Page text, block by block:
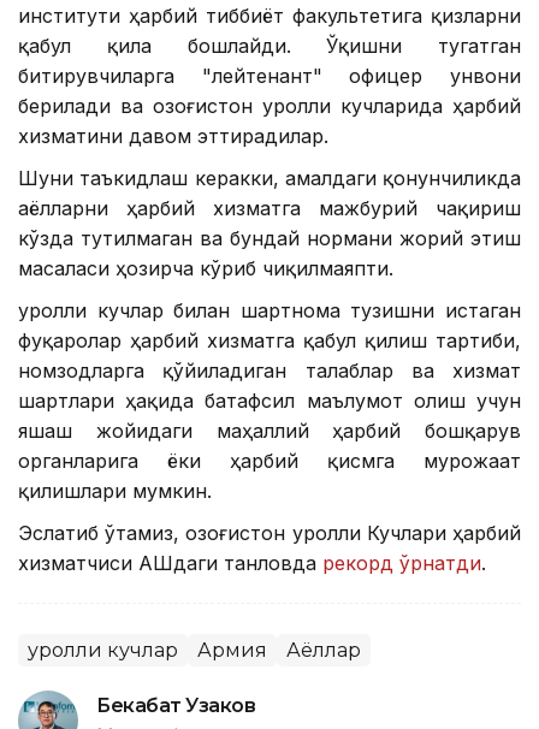
институти ҳарбий тиббиёт факультетига қизларни
қабул қила бошлайди. Ўқишни тугатган
битирувчиларга "лейтенант" офицер унвони
берилади ва Қозоғистон Қуролли кучларида ҳарбий
хизматини давом эттирадилар.
Шуни таъкидлаш керакки, амалдаги қонунчиликда
аёлларни ҳарбий хизматга мажбурий чақириш
кўзда тутилмаган ва бундай нормани жорий этиш
масаласи ҳозирча кўриб чиқилмаяпти.
Қуролли кучлар билан шартнома тузишни истаган
фуқаролар ҳарбий хизматга қабул қилиш тартиби,
номзодларга қўйиладиган талаблар ва хизмат
шартлари ҳақида батафсил маълумот олиш учун
яшаш жойидаги маҳаллий ҳарбий бошқарув
органларига ёки ҳарбий қисмга мурожаат
қилишлари мумкин.
Эслатиб ўтамиз, Қозоғистон Қуролли Кучлари ҳарбий
хизматчиси АҚШдаги танловда рекорд ўрнатди.
Қуролли кучлар Армия Аёллар
Бекабат Узаков